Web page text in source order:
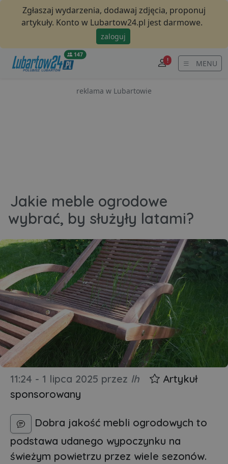
Zgłaszaj wydarzenia, dodawaj zdjęcia, proponuj
artykuły. Konto w Lubartow24.pl jest darmowe.
zaloguj
147
! MENU
reklama w Lubartowie
Jakie meble ogrodowe
wybrać, by służyły latami?
11:24 - 1 lipca 2025 przez lh
Artykuł
sponsorowany
Dobra jakość mebli ogrodowych to
podstawa udanego wypoczynku na
świeżym powietrzu przez wiele sezonów.